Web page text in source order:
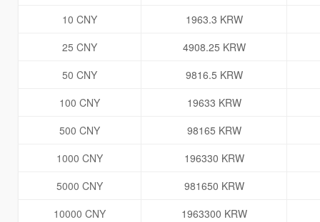
10 CNY
1963.3 KRW
25 CNY
4908.25 KRW
50 CNY
9816.5 KRW
100 CNY
19633 KRW
500 CNY
98165 KRW
1000 CNY
196330 KRW
5000 CNY
981650 KRW
10000 CNY
1963300 KRW